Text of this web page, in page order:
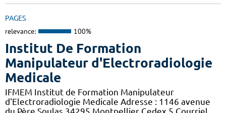
PAGES
relevance: 100%
Institut De Formation
Manipulateur d'Electroradiologie
Medicale
IFMEM Institut de Formation Manipulateur
d'Electroradiologie Medicale Adresse : 1146 avenue